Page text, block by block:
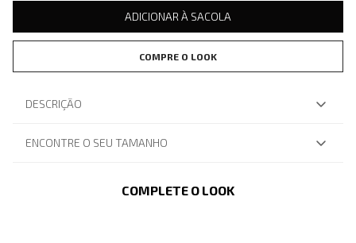
ADICIONAR À SACOLA
COMPRE O LOOK
DESCRIÇÃO
ENCONTRE O SEU TAMANHO
COMPLETE O LOOK